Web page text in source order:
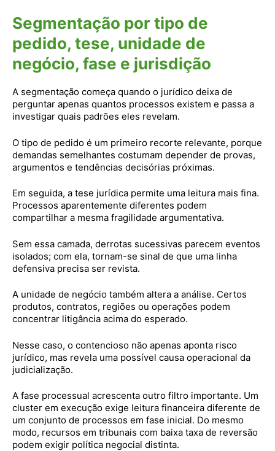
Segmentação por tipo de
pedido, tese, unidade de
negócio, fase e jurisdição
A segmentação começa quando o jurídico deixa de
perguntar apenas quantos processos existem e passa a
investigar quais padrões eles revelam.
O tipo de pedido é um primeiro recorte relevante, porque
demandas semelhantes costumam depender de provas,
argumentos e tendências decisórias próximas.
Em seguida, a tese jurídica permite uma leitura mais fina.
Processos aparentemente diferentes podem
compartilhar a mesma fragilidade argumentativa.
Sem essa camada, derrotas sucessivas parecem eventos
isolados; com ela, tornam-se sinal de que uma linha
defensiva precisa ser revista.
A unidade de negócio também altera a análise. Certos
produtos, contratos, regiões ou operações podem
concentrar litigância acima do esperado.
Nesse caso, o contencioso não apenas aponta risco
jurídico, mas revela uma possível causa operacional da
judicialização.
A fase processual acrescenta outro filtro importante. Um
cluster em execução exige leitura financeira diferente de
um conjunto de processos em fase inicial. Do mesmo
modo, recursos em tribunais com baixa taxa de reversão
podem exigir política negocial distinta.